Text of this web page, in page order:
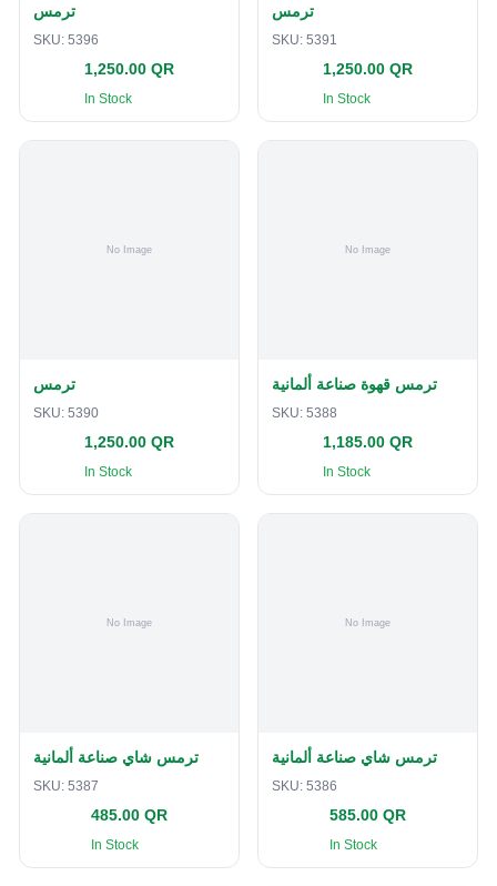
ترمس
SKU: 5396
1,250.00 QR
In Stock
ترمس
SKU: 5391
1,250.00 QR
In Stock
ترمس
SKU: 5390
1,250.00 QR
In Stock
ترمس قهوة صناعة ألمانية
SKU: 5388
1,185.00 QR
In Stock
ترمس شاي صناعة ألمانية
SKU: 5387
485.00 QR
In Stock
ترمس شاي صناعة ألمانية
SKU: 5386
585.00 QR
In Stock